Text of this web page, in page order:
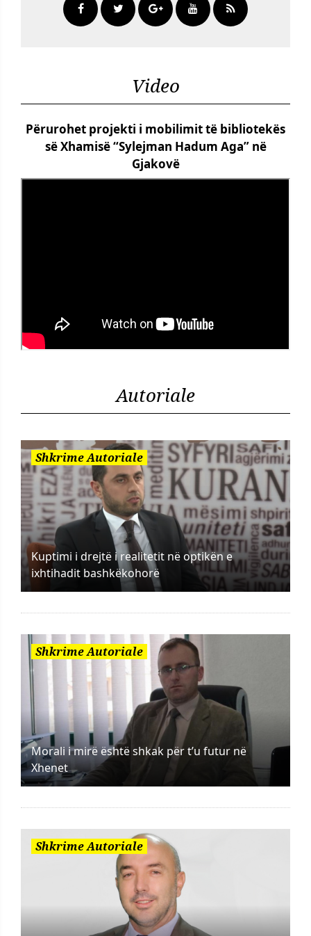
Video
Përurohet projekti i mobilimit të bibliotekës
së Xhamisë “Sylejman Hadum Aga” në
Gjakovë
Autoriale
Shkrime Autoriale
Kuptimi i drejtë i realitetit në optikën e
ixhtihadit bashkëkohorë
Shkrime Autoriale
Morali i mirë është shkak për t’u futur në
Xhenet
Shkrime Autoriale